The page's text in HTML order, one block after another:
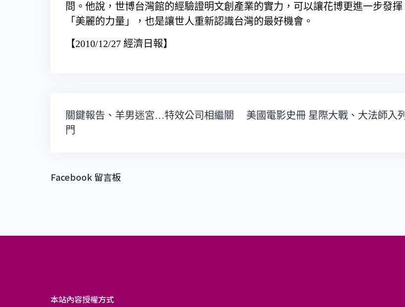
問。他說，世博台灣館的經驗證明文創產業的實力，可以讓花博更進一步發揮
「美麗的力量」，也是讓世人重新認識台灣的最好機會。
【2010/12/27 經濟日報】
文
章
關鍵報告、羊男迷宮…特效公司相繼關
門
美國電影史冊 星際大戰、大法師入列
Facebook 留言板
本站內容授權方式